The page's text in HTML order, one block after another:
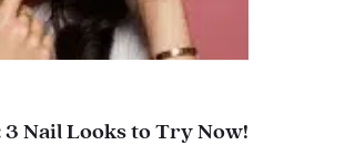
3 Nail Looks to Try Now!